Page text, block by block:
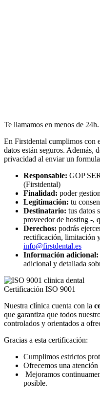
Te llamamos en menos de
En Firstdental cumplimos con
datos están seguros. Además,
privacidad al enviar un
Responsable: GOP
(Firstdental)
Finalidad: poder
Legitimación: tu
Destinatario: tus datos
proveedor de hosting -,
Derechos: podrás
rectificación, limitación
info@firstdental.es
Información adicional:
adicional y detallada
Certificación ISO 9001
Nuestra clínica cuenta con la
que garantiza que todos
controlados y orientados a
Gracias a esta certificación:
Cumplimos estrictos
Ofrecemos una
Mejoramos
posible.